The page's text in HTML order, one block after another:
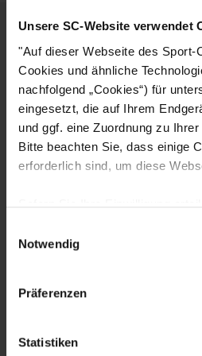
Unsere SC-Website verwendet
"Auf dieser Webseite des Sport-
Cookies und ähnliche
nachfolgend „Cookies“) für
eingesetzt, die auf Ihrem
und ggf. eine Zuordnung zu
Bitte beachten Sie, dass einige
erforderlich sind, um diese
Sofern Sie Ihre Einwilligung
Daten von Ihnen (z.B.
IP-Adressen) verarbeitet
Speicherung aller aufgeführten
Daten für die unten jeweils
Notwendig
Präferenzen
Statistiken
DEINE